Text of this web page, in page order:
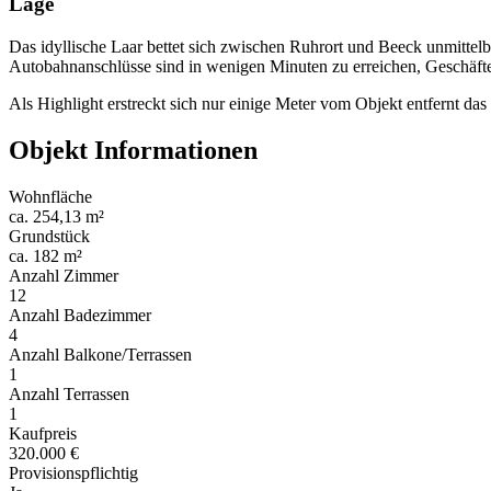
Das idyllische Laar bettet sich zwischen Ruhrort und Beeck
Autobahnanschlüsse sind in wenigen Minuten zu erreichen,
Als Highlight erstreckt sich nur einige Meter vom Objekt entfernt
Objekt Informationen
Wohnfläche
ca. 254,13 m²
Grundstück
ca. 182 m²
Anzahl Zimmer
12
Anzahl Badezimmer
4
Anzahl Balkone/Terrassen
1
Anzahl Terrassen
1
Kaufpreis
320.000 €
Provisionspflichtig